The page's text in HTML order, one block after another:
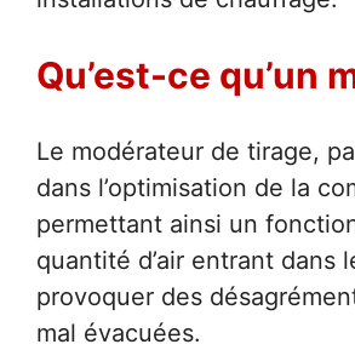
Qu’est-ce qu’un
Le modérateur de tirage,
dans l’optimisation de la
permettant ainsi un
quantité d’air entrant
provoquer des
mal évacuées.